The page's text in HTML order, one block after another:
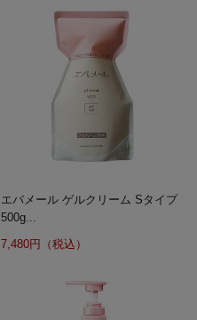
エバメール ゲルクリーム Sタイプ
500g...
7,480円（税込）